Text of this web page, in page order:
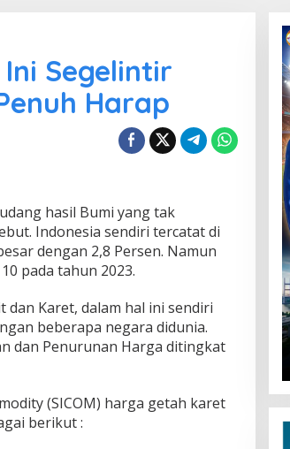
Segelintir
Harap
hasil Bumi yang tak
Indonesia sendiri tercatat di
dengan 2,8 Persen. Namun
pada tahun 2023.
dan Karet, dalam hal ini sendiri
beberapa negara didunia.
dan Penurunan Harga ditingkat
(SICOM) harga getah karet
berikut :